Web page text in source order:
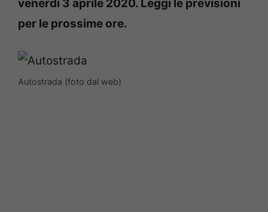
venerdì 3 aprile 2020. Leggi le previsioni
per le prossime ore.
Autostrada (foto dal web)